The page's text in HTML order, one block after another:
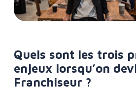
Quels sont les trois
enjeux lorsqu’on
Franchiseur ?